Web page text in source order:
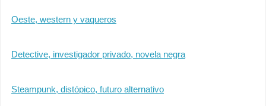
Oeste, western y vaqueros
Detective, investigador privado, novela negra
Steampunk, distópico, futuro alternativo